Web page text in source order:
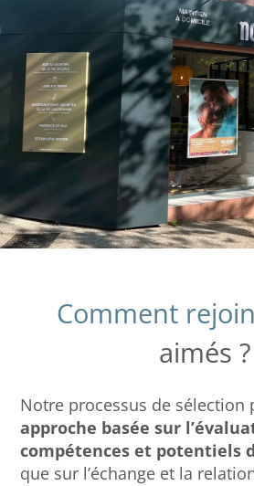
Comment
aimés ?
Notre processus de sélection
approche basée sur
compétences et potentiels
que sur l’échange et la